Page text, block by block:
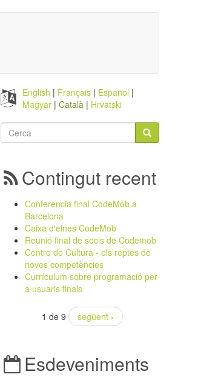
English Français
Español
Magyar
Català Hrvatski
Formulari
cerca
Contingut recent
Conferencia final CodeMob a
Barcelona
Caixa d'eines CodeMob
Reunió final de socis de Codemob
Centre de Cultura - els reptes de
noves competències
Currículum sobre programació per
a usuaris finals
1 de 9 següent ›
Esdeveniments